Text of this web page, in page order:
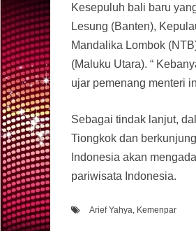
Kesepuluh bali baru
Lesung (Banten),
Mandalika Lombok
(Maluku Utara). “
ujar pemenang menteri
Sebagai tindak lanjut,
Tiongkok dan
Indonesia akan
pariwisata Indonesia.
Arief Yahya, Kemenpar